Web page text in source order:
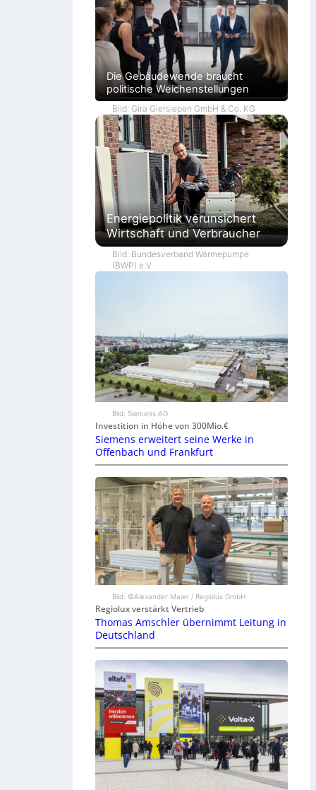
Die Gebäudewende braucht
politische Weichenstellungen
Bild: Gira Giersiepen GmbH & Co. KG
Energiepolitik verunsichert
Wirtschaft und Verbraucher
Bild: Bundesverband Wärmepumpe
(BWP) e.V.
Bild: Siemens AG
Investition in Höhe von 300Mio.€
Siemens erweitert seine Werke in
Offenbach und Frankfurt
Bild: ©Alexander Maier / Regiolux GmbH
Regiolux verstärkt Vertrieb
Thomas Amschler übernimmt Leitung in
Deutschland